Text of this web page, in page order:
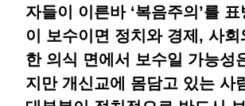
자들이 이른바 ‘복음주의’를
이 보수이면 정치와 경제, 사
한 의식 면에서 보수일 가능성
지만 개신교에 몸담고 있는 사